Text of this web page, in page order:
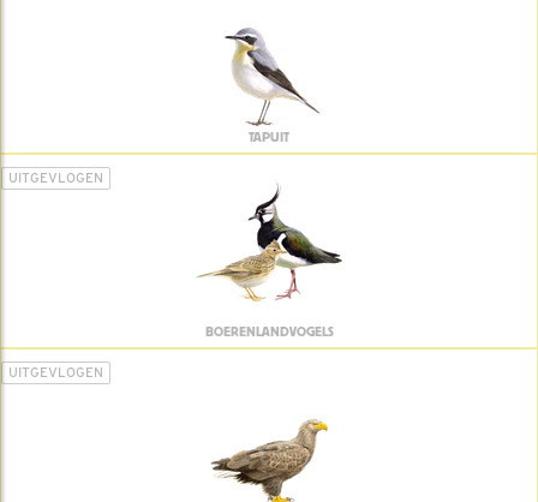
TAPUIT
UITGEVLOGEN
BOERENLANDVOGELS
UITGEVLOGEN